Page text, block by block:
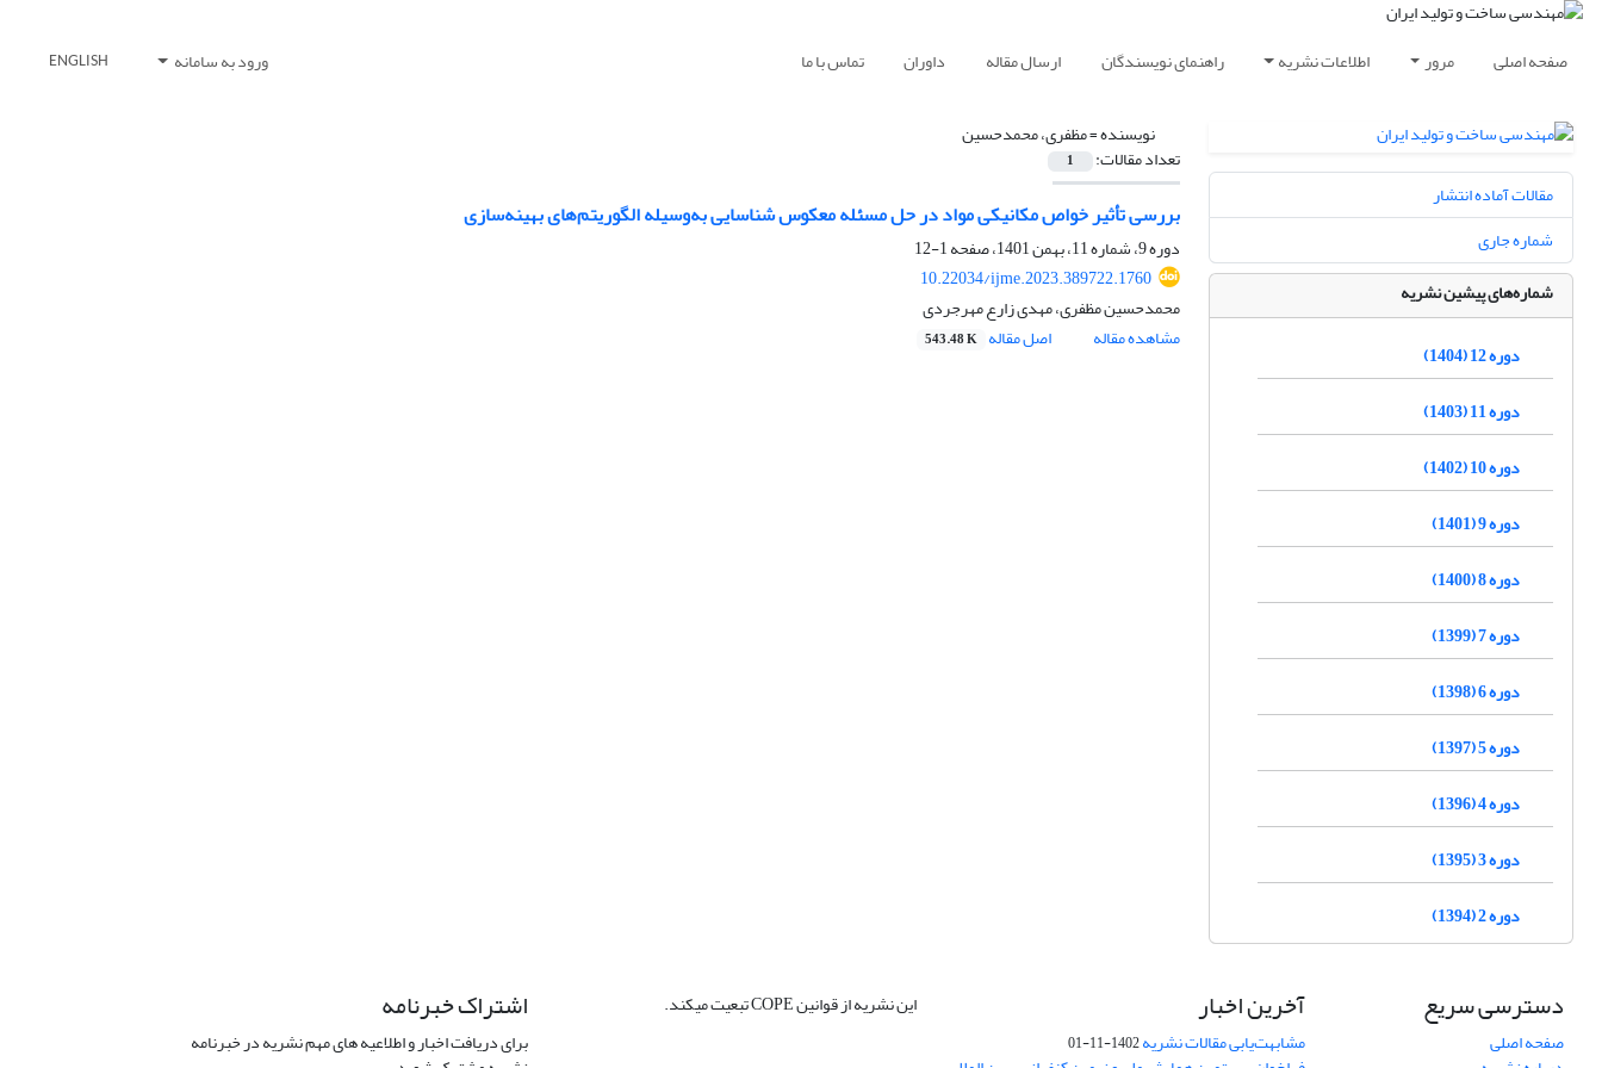
صفحه اصلی مرور اطلاعات نشریه راهنمای نویسندگان ارسال مقاله داوران تماس با ما ورود به سامانه ENGLISH
نویسنده =مظفری، محمدحسین
تعداد مقالات: 1
بررسی تأثیر خواص مکانیکی مواد در حل مسئله معکوس شناسایی به‌وسیله الگوریتم‌های بهینه‌سازی
دوره 9، شماره 11، بهمن 1401، صفحه
1-12
10.22034/ijme.2023.389722.1760
محمدحسین مظفری، مهدی زارع مهرجردی
مشاهده مقاله
اصل مقاله 543.48 K
مقالات آماده انتشار
شماره جاری
شماره‌های پیشین نشریه
دوره 12 (1404)
دوره 11 (1403)
دوره 10 (1402)
دوره 9 (1401)
دوره 8 (1400)
دوره 7 (1399)
دوره 6 (1398)
دوره 5 (1397)
دوره 4 (1396)
دوره 3 (1395)
دوره 2 (1394)
دسترسی سریع
صفحه اصلی
آخرین اخبار
مشابهت‌یابی مقالات نشریه1402-11-01
این نشریه از قوانین COPE تبعیت میکند. اشتراک خبرنامه
برای دریافت اخبار و اطلاعیه های مهم نشریه در خبرنامه